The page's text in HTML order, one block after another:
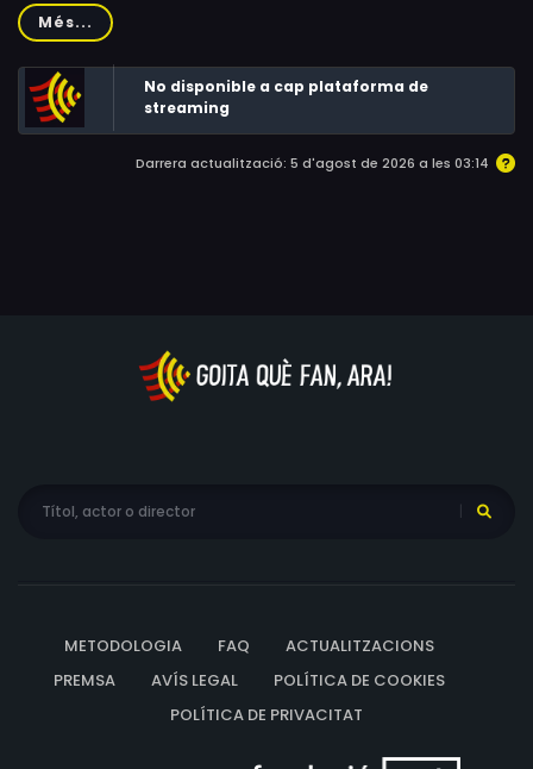
una versió més jove del seu sogre.
Més...
No disponible a cap plataforma de
streaming
Darrera actualització: 5 d'agost de 2026 a les 03:14
METODOLOGIA FAQ
ACTUALITZACIONS
PREMSA
AVÍS LEGAL
POLÍTICA DE COOKIES
POLÍTICA DE PRIVACITAT